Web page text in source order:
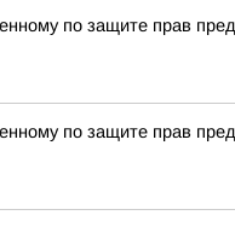
по защите прав
по защите прав